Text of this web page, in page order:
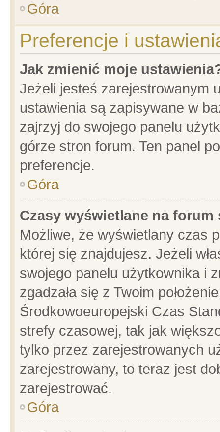
Góra
Preferencje i
Jak zmienić moje
Jeżeli jesteś zarejestrowanym
ustawienia są zapisywane w
zajrzyj do swojego panelu
górze stron forum. Ten panel
preferencje.
Góra
Czasy wyświetlane na forum
Możliwe, że wyświetlany czas
której się znajdujesz. Jeżeli
swojego panelu użytkownika i
zgadzała się z Twoim
Środkowoeuropejski Czas
strefy czasowej, tak jak
tylko przez zarejestrowanych
zarejestrowany, to teraz jest
zarejestrować.
Góra